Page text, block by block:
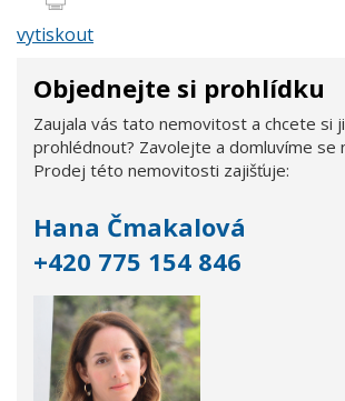
vytiskout
Objednejte si prohlídku
Zaujala vás tato nemovitost a chcete si
prohlédnout? Zavolejte a domluvíme se
Prodej této nemovitosti zajišťuje:
Hana Čmakalová
+420 775 154 846